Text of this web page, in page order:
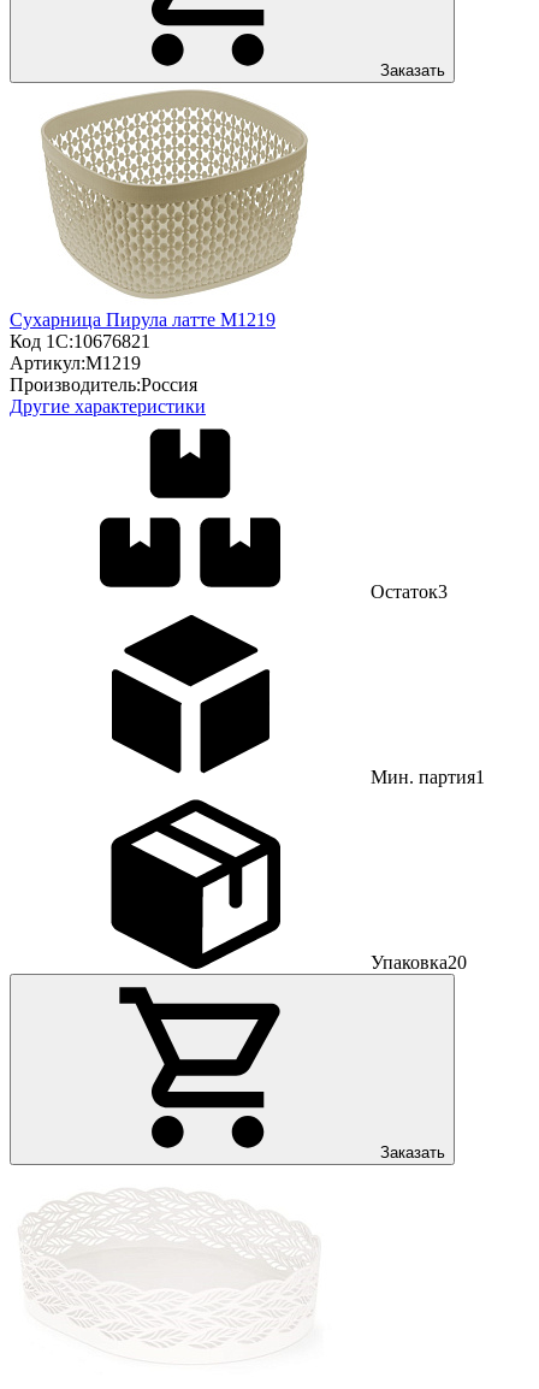
Заказать
Сухарница Пирула латте М1219
Код 1С:10676821
Артикул:М1219
Производитель:Россия
Другие характеристики
Остаток3
Мин. партия1
Упаковка20
Заказать